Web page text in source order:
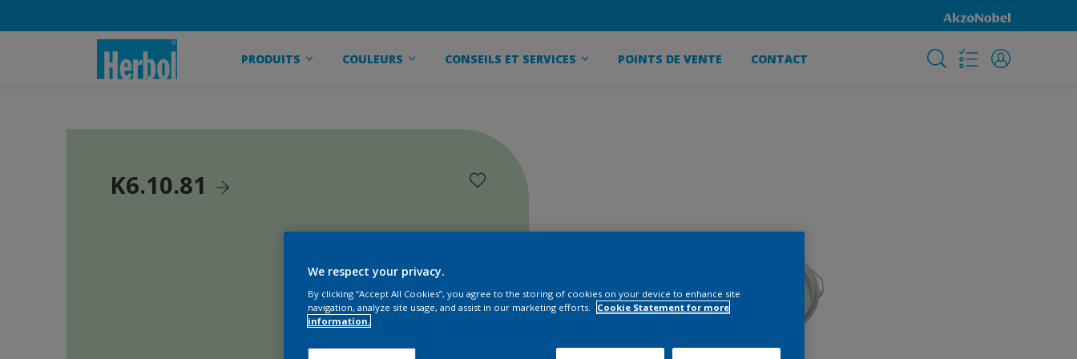
PRODUITS COULEURS CONSEILS ET SERVICES POINTS DE VENTE CONTACT
K6.10.81
We respect your privacy.
By clicking “Accept All Cookies”, you agree to the storing of cookies on your device to enhance site
navigation, analyze site usage, and assist in our marketing efforts.
Cookie Statement for more
information.